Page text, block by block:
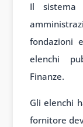
Il sistema
fondazioni
elenchi
Finanze.
Gli elenchi
fornitore